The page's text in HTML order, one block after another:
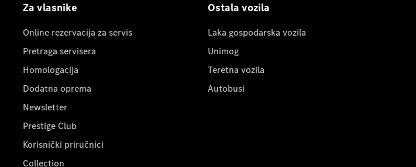
Za vlasnike
Online rezervacija za servis
Pretraga servisera
Homologacija
Dodatna oprema
Newsletter
Prestige Club
Korisnički priručnici
Collection
Ostala vozila
Laka gospodarska vozila
Unimog
Teretna vozila
Autobusi